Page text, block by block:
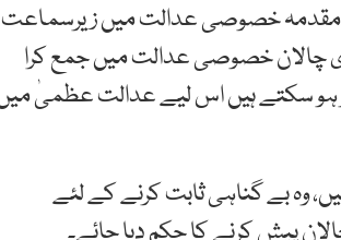
مقدمہ خصوصی عدالت میں زیرسماعت
اے) اس کیس میں 21 جولائی کو عبوری چالان خصوصی عدالت میں جمع کرا
ہو سکتے ہیں اس لیے عدالت عظمیٰ
وہ بے گناہی ثابت کرنے کے لئے